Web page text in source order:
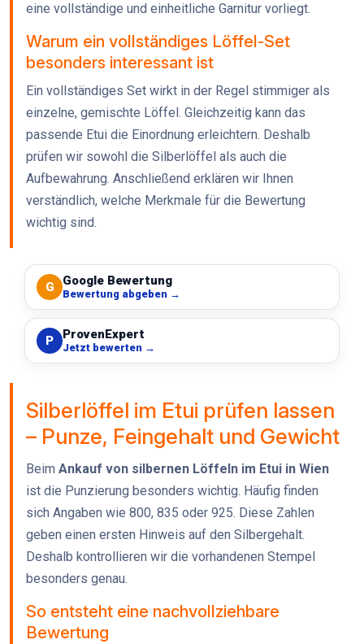
eine vollständige und einheitliche Garnitur vorliegt.
Warum ein vollständiges Löffel-Set
besonders interessant ist
Ein vollständiges Set wirkt in der Regel stimmiger als
einzelne, gemischte Löffel. Gleichzeitig kann das
passende Etui die Einordnung erleichtern. Deshalb
prüfen wir sowohl die Silberlöffel als auch die
Aufbewahrung. Anschließend erklären wir Ihnen
verständlich, welche Merkmale für die Bewertung
wichtig sind.
G Google Bewertung
Bewertung abgeben →
P ProvenExpert
Jetzt bewerten →
Silberlöffel im Etui prüfen lassen
– Punze, Feingehalt und Gewicht
Beim Ankauf von silbernen Löffeln im Etui in Wien
ist die Punzierung besonders wichtig. Häufig finden
sich Angaben wie 800, 835 oder 925. Diese Zahlen
geben einen ersten Hinweis auf den Silbergehalt.
Deshalb kontrollieren wir die vorhandenen Stempel
besonders genau.
So entsteht eine nachvollziehbare
Bewertung